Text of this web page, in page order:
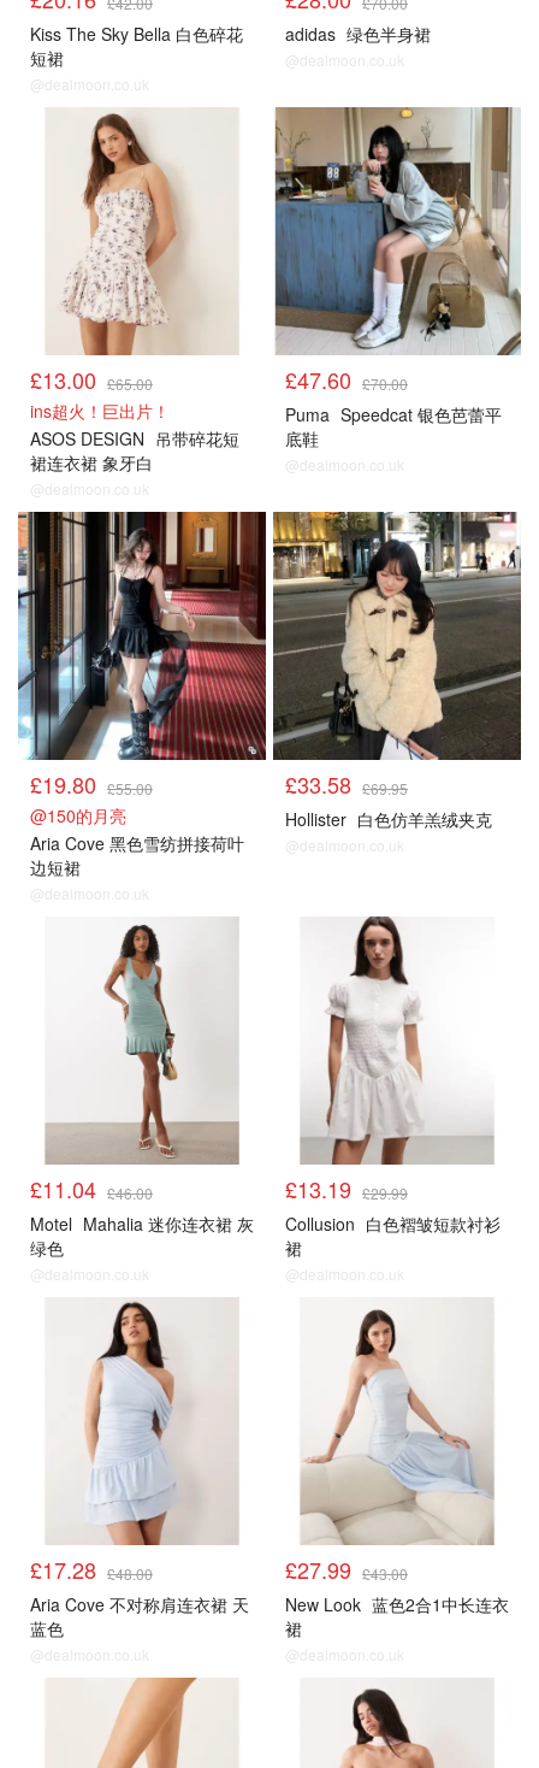
Kiss The Sky Bella 白色碎花
短裙
@dealmoon.co.uk
adidas 绿色半身裙
@dealmoon.co.uk
£13.00 £65.00
ins超火！巨出片！
ASOS DESIGN 吊带碎花短
裙连衣裙 象牙白
@dealmoon.co.uk
£47.60 £70.00
Puma Speedcat 银色芭蕾平
底鞋
@dealmoon.co.uk
£19.80 £55.00
@150的月亮
Aria Cove 黑色雪纺拼接荷叶
边短裙
@dealmoon.co.uk
£33.58 £69.95
Hollister 白色仿羊羔绒夹克
@dealmoon.co.uk
£11.04 £46.00
Motel Mahalia 迷你连衣裙 灰
绿色
@dealmoon.co.uk
£13.19 £29.99
Collusion 白色褶皱短款衬衫
裙
@dealmoon.co.uk
£17.28 £48.00
Aria Cove 不对称肩连衣裙 天
蓝色
@dealmoon.co.uk
£27.99 £43.00
New Look 蓝色2合1中长连衣
裙
@dealmoon.co.uk